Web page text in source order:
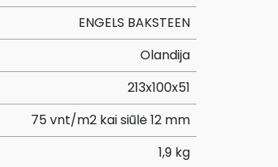
ENGELS BAKSTEEN
Olandija
213x100x51
75 vnt/m2 kai siūlė 12 mm
1,9 kg